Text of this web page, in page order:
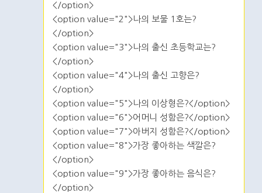
</option>
<option value="2">나의 보물 1호는?
</option>
<option value="3">나의 출신 초등학교는?
</option>
<option value="4">나의 출신 고향은?
</option>
<option value="5">나의 이상형은?</option>
<option value="6">어머니 성함은?</option>
<option value="7">아버지 성함은?</option>
<option value="8">가장 좋아하는 색깔은?
</option>
<option value="9">가장 좋아하는 음식은?
</option>